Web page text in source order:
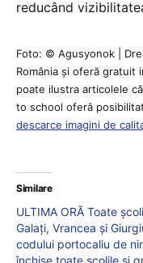
reducând
Foto: © Agusyonok |
România şi oferă gratuit
poate ilustra articolele
to school oferă
descarce imagini de
Similare
ULTIMA ORĂ Toate
Galați, Vrancea și
codului portocaliu de
închise toate școlile și